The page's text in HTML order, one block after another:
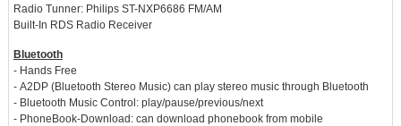
Radio Tunner: Philips ST-NXP6686 FM/AM
Built-In RDS Radio Receiver
Bluetooth
- Hands Free
- A2DP (Bluetooth Stereo Music) can play stereo music through Bluetooth
- Bluetooth Music Control: play/pause/previous/next
- PhoneBook-Download: can download phonebook from mobile